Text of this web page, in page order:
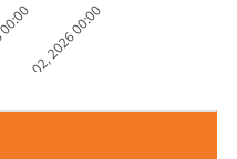
Aug 02, 2026 00:00